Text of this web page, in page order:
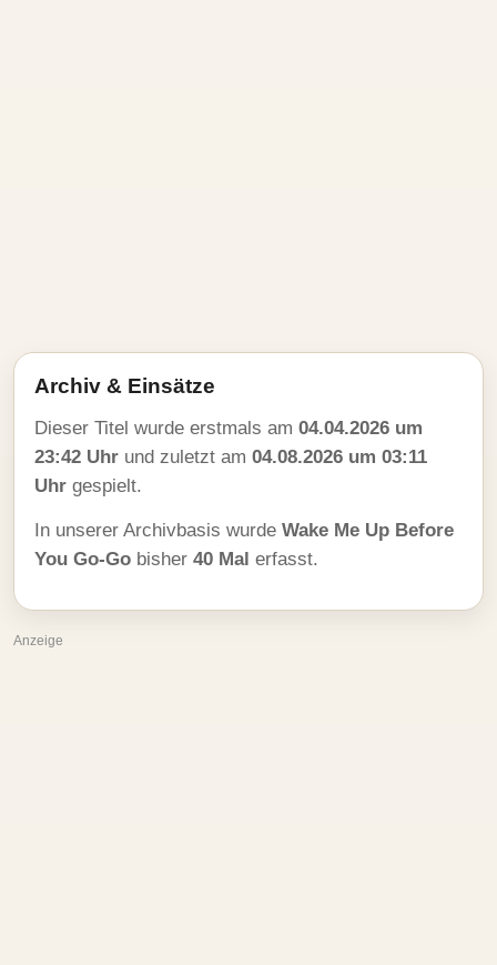
Archiv & Einsätze
Dieser Titel wurde erstmals am 04.04.2026 um
23:42 Uhr und zuletzt am 04.08.2026 um 03:11
Uhr gespielt.
In unserer Archivbasis wurde Wake Me Up Before
You Go-Go bisher 40 Mal erfasst.
Anzeige